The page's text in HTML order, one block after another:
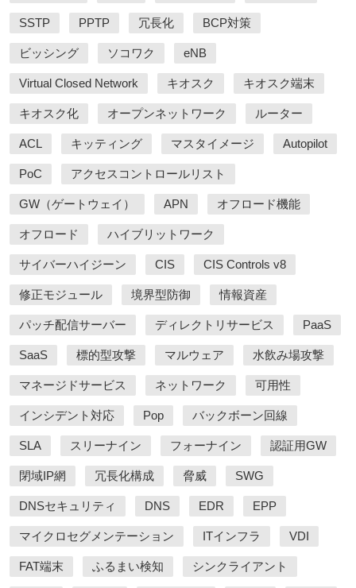
SSTP PPTP 冗長化 BCP対策
ビッシング ソコワク eNB
Virtual Closed Network キオスク キオスク端末
キオスク化 オープンネットワーク ルーター
ACL キッティング マスタイメージ Autopilot
PoC アクセスコントロールリスト
GW（ゲートウェイ） APN オフロード機能
オフロード ハイブリットワーク
サイバーハイジーン CIS CIS Controls v8
修正モジュール 境界型防御 情報資産
パッチ配信サーバー ディレクトリサービス PaaS
SaaS 標的型攻撃 マルウェア 水飲み場攻撃
マネージドサービス ネットワーク 可用性
インシデント対応 Pop バックボーン回線
SLA スリーナイン フォーナイン 認証用GW
閉域IP網 冗長化構成 脅威 SWG
DNSセキュリティ DNS EDR EPP
マイクロセグメンテーション ITインフラ VDI
FAT端末 ふるまい検知 シンクライアント